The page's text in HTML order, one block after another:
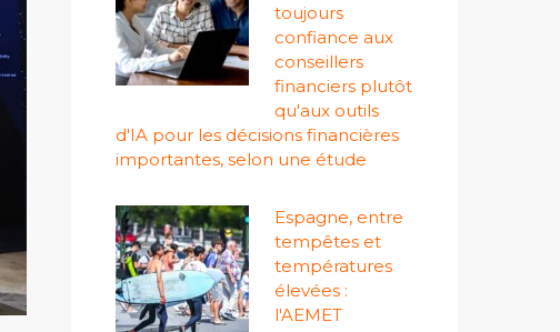
toujours
confiance aux
conseillers
financiers plutôt
qu'aux outils
d'IA pour les décisions financières
importantes, selon une étude
Espagne, entre
tempêtes et
températures
élevées :
l'AEMET